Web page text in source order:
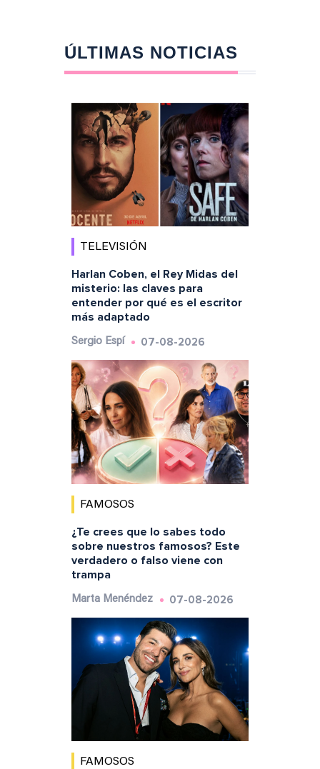
ÚLTIMAS NOTICIAS
TELEVISIÓN
Harlan Coben, el Rey Midas del
misterio: las claves para
entender por qué es el escritor
más adaptado
Sergio Espí 07-08-2026
FAMOSOS
¿Te crees que lo sabes todo
sobre nuestros famosos? Este
verdadero o falso viene con
trampa
Marta Menéndez 07-08-2026
FAMOSOS